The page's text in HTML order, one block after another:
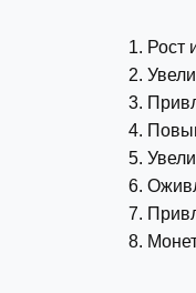
1. Рост
2.
3.
4.
5.
6.
7.
8.